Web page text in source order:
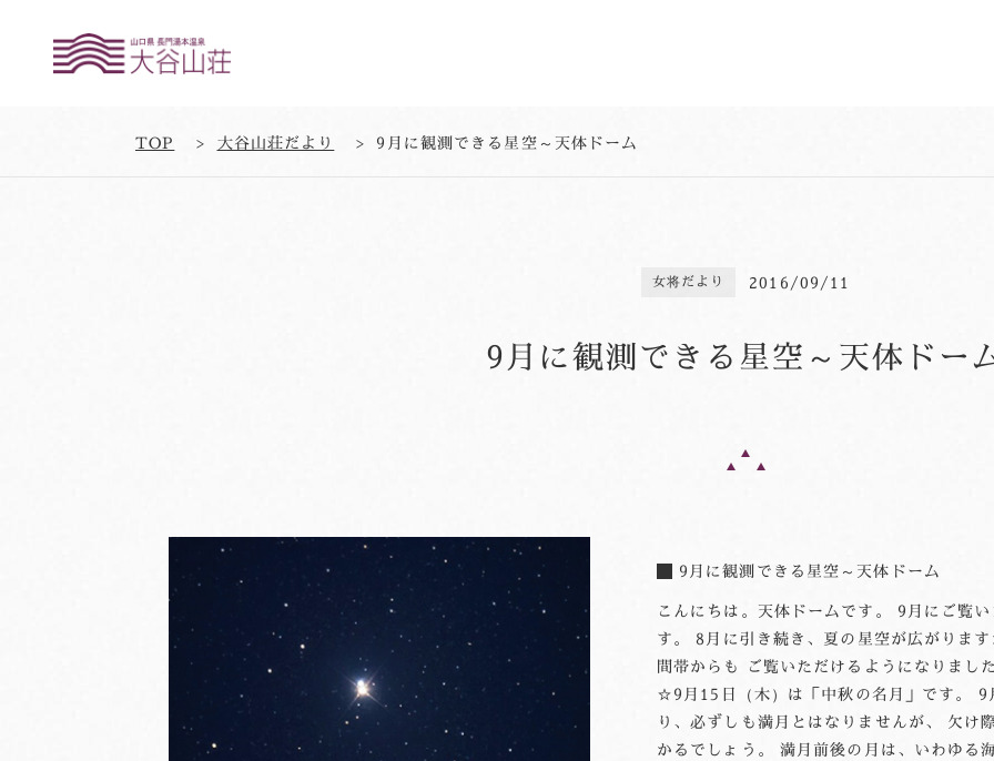
TOP 大谷山荘だより 9月に観測できる星空～天体ドーム
女将だより 2016/09/11
9月に観測できる星空～天体ドー
9月に観測できる星空～天体ドーム
こんにちは。天体ドームです。 9月にご覧
す。 8月に引き続き、夏の星空が広がりま
間帯からも ご覧いただけるようになりま
☆9月15日（木）は「中秋の名月」です。
り、必ずしも満月とはなりませんが、 欠け
かるでしょう。 満月前後の月は、いわゆる